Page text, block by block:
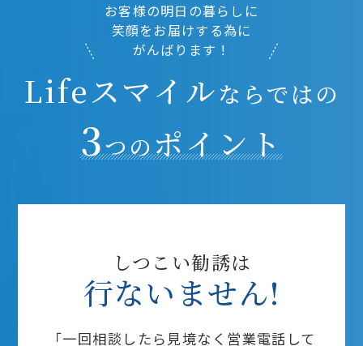
お客様の明日の暮らしに
笑顔をお届けする為に
がんばります！
Lifeスマイルならではの
3つのポイント
しつこい勧誘は
行ないません!
「一回相談したら見境なく営業電話して